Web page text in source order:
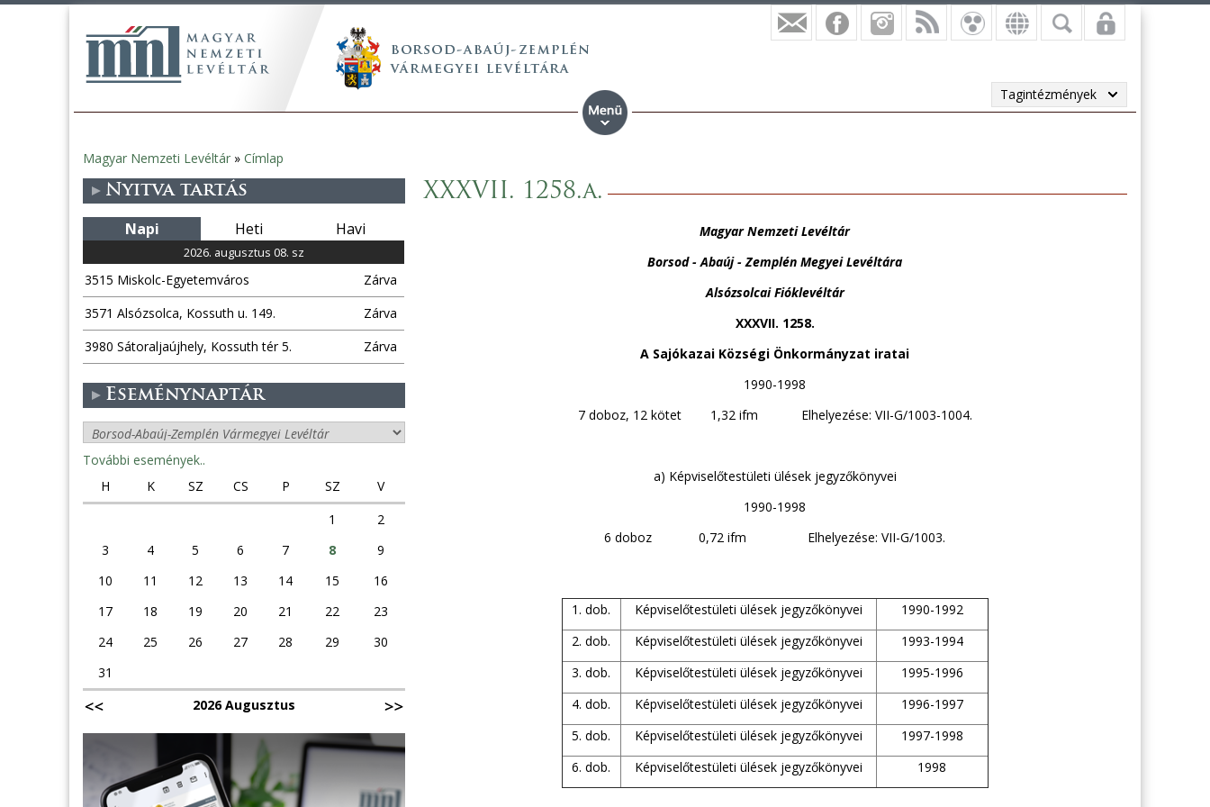
Tagintézmények
Jelenlegi
hely
Magyar Nemzeti Levéltár » Címlap
XXXVII. 1258.a.
Magyar Nemzeti Levéltár
Borsod - Abaúj - Zemplén Megyei Levéltára
Alsózsolcai Fióklevéltár
XXXVII. 1258.
A Sajókazai Községi Önkormányzat iratai
1990-1998
7 doboz, 12 kötet 1,32 ifm Elhelyezése: VII-G/1003-1004.
a) Képviselőtestületi ülések jegyzőkönyvei
1990-1998
6 doboz 0,72 ifm Elhelyezése: VII-G/1003.
1. dob. Képviselőtestületi ülések jegyzőkönyvei
1990-1992
2. dob.
Képviselőtestületi ülések jegyzőkönyvei
1993-1994
3. dob.
Képviselőtestületi ülések jegyzőkönyvei
1995-1996
4. dob.
Képviselőtestületi ülések jegyzőkönyvei
1996-1997
5. dob.
Képviselőtestületi ülések jegyzőkönyvei
1997-1998
6. dob.
Képviselőtestületi ülések jegyzőkönyvei 1998
Nyitva tartás
Napi Heti Havi
2026. augusztus 08. sz
3515 Miskolc-Egyetemváros
Zárva
3571 Alsózsolca, Kossuth u. 149.
Zárva
3980 Sátoraljaújhely, Kossuth tér 5.
Zárva
Eseménynaptár
További események..
H
K SZ CS P SZ
V
1
2
3
4 5 6 7 8
9
10
11 12 13 14 15
16
17
18 19 20 21 22
23
24
25 26 27 28 29
30
31
2026 Augusztus